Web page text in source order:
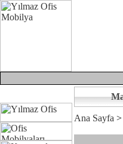
Ana Sayfa >